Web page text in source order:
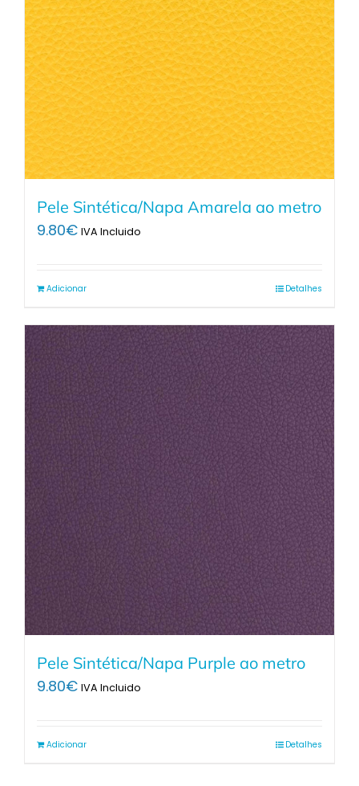
Pele Sintética/Napa Amarela ao metro
9.80€ IVA Incluido
Adicionar Detalhes
Pele Sintética/Napa Purple ao metro
9.80€ IVA Incluido
Adicionar Detalhes